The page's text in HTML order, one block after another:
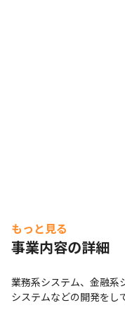
もっと見る
事業内容の詳細
業務系システム、金融系
システムなどの開発をし